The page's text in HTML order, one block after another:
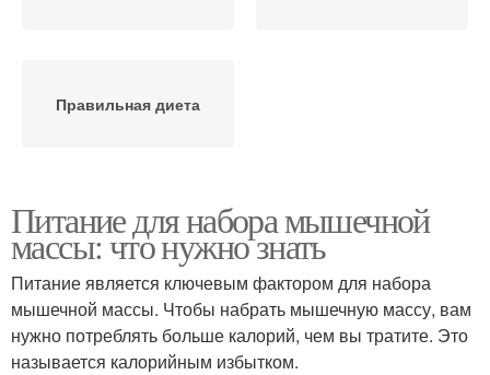
Правильная диета
Питание для набора мышечной
массы: что нужно знать
Питание является ключевым фактором для набора
мышечной массы. Чтобы набрать мышечную массу, вам
нужно потреблять больше калорий, чем вы тратите. Это
называется калорийным избытком.